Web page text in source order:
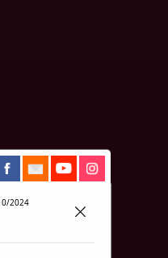
2024